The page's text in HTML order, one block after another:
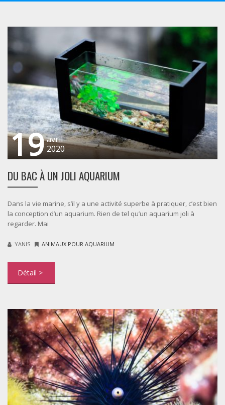
19 avril
2020
DU BAC À UN JOLI AQUARIUM
Dans la vie marine, s’il y a une activité superbe à pratiquer, c’est bien
la conception d’un aquarium. Rien de tel qu’un aquarium joli à
regarder. Mai
YANIS ANIMAUX POUR AQUARIUM